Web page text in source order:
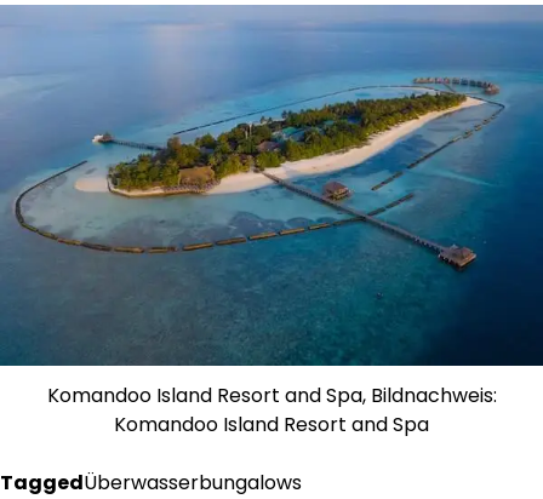
Komandoo Island Resort and Spa, Bildnachweis:
Komandoo Island Resort and Spa
TaggedÜberwasserbungalows